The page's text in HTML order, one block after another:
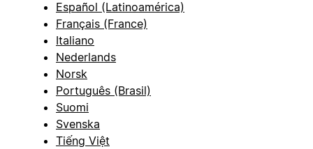
Español (Latinoamérica)
Français (France)
Italiano
Nederlands
Norsk
Português (Brasil)
Suomi
Svenska
Tiếng Việt